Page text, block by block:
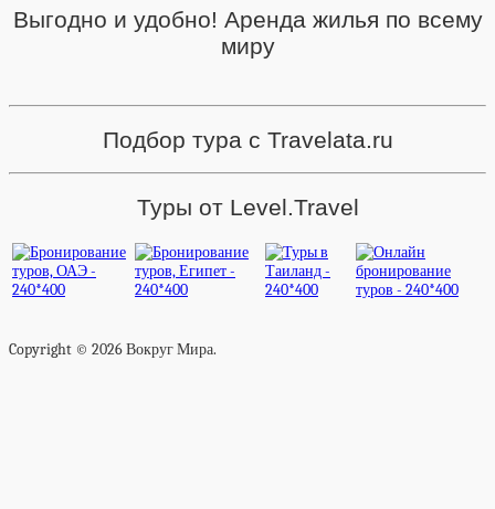
Выгодно и удобно! Аренда жилья по всему
миру
Подбор тура с Travelata.ru
Туры от Level.Travel
Copyright © 2026 Вокруг Мира.